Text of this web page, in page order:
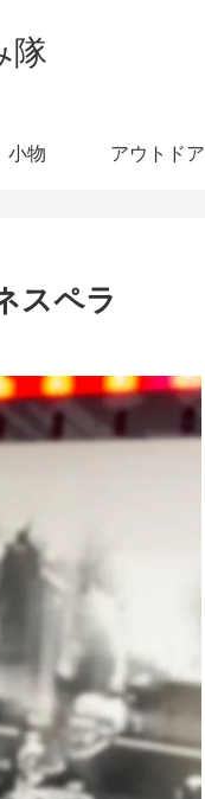
隊
小物 アウトドア
スペラ